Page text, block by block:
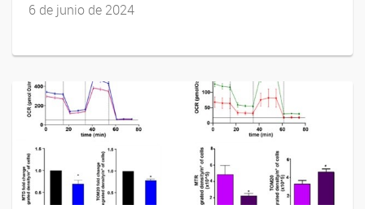
6 de junio de 2024